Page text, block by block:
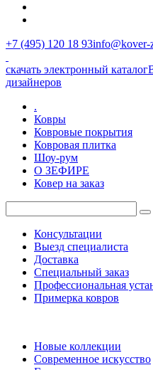
+7 (495) 120 18 93info@kover-
скачать электронный каталог
дизайнеров
.
Ковры
Ковровые покрытия
Ковровая плитка
Шоу-рум
О ЗЕФИРЕ
Ковер на заказ
Консультации
Выезд специалиста
Доставка
Специальный заказ
Профессиональная
Примерка ковров
Новые коллекции
Современное искусство